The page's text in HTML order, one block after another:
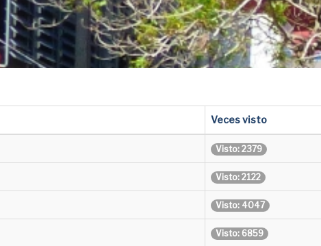
Veces visto
Visto: 2379
Visto: 2122
Visto: 4047
Visto: 6859